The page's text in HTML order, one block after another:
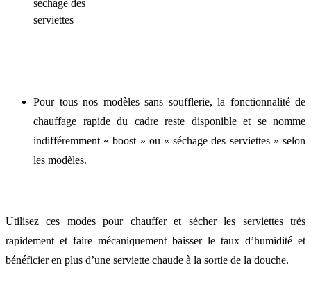
Pour tous nos modèles sans soufflerie, la fonctionnalité de
chauffage rapide du cadre reste disponible et se nomme
indifféremment « boost » ou « séchage des serviettes » selon
les modèles.
Utilisez ces modes pour chauffer et sécher les serviettes très
rapidement et faire mécaniquement baisser le taux d’humidité et
bénéficier en plus d’une serviette chaude à la sortie de la douche.